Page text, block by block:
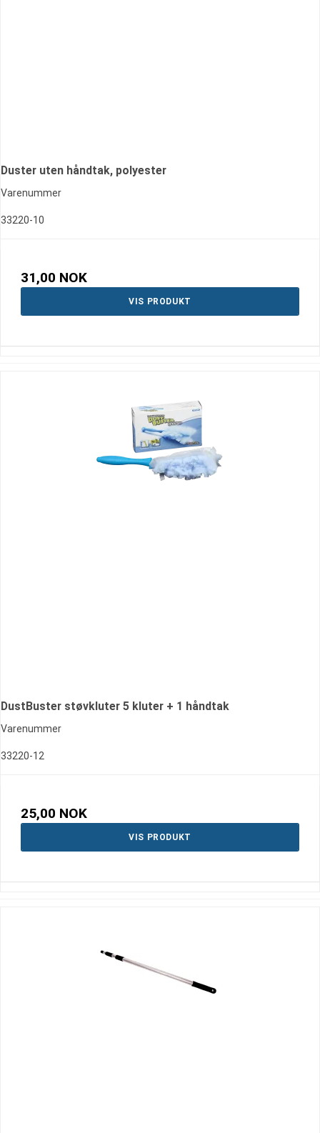
Duster uten håndtak, polyester
Varenummer
33220-10
31,00 NOK
VIS PRODUKT
DustBuster støvkluter 5 kluter + 1 håndtak
Varenummer
33220-12
25,00 NOK
VIS PRODUKT